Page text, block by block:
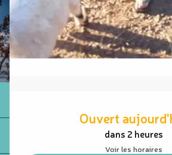
Ouvert
dans 2 heures
Voir les horaires